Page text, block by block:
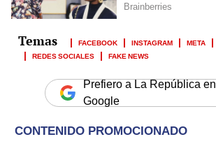
FACEBOOK INSTAGRAM META
REDES SOCIALES
FAKE NEWS
Prefiero a La República en
Google